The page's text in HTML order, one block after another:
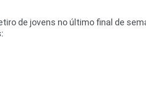
de jovens no último final de